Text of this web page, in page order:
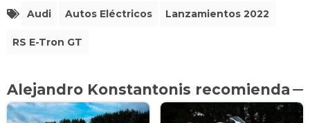
Audi Autos Eléctricos Lanzamientos 2022
RS E-Tron GT
Alejandro Konstantonis recomienda